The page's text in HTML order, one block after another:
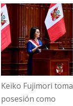
Keiko Fujimori toma
posesión como